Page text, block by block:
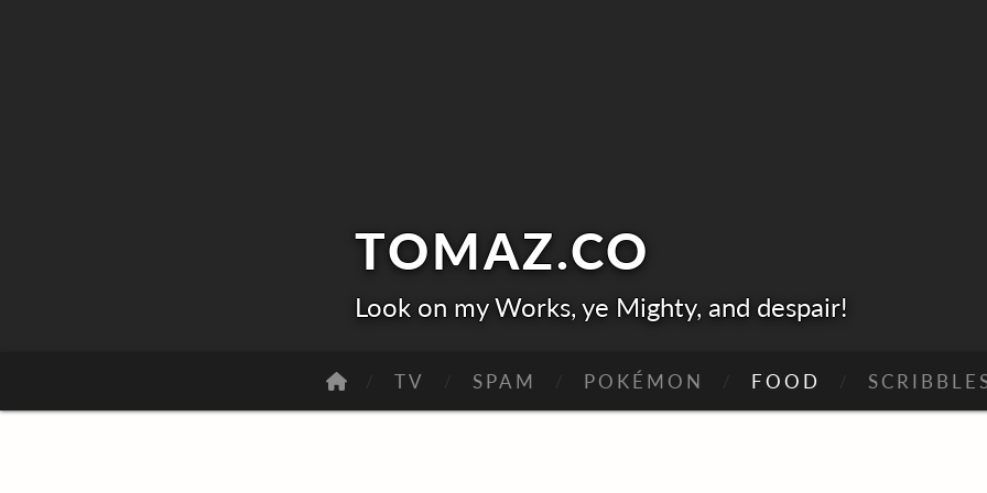
TOMAZ.CO
Look on my Works, ye Mighty, and despair!
TV SPAM POKÉMON FOOD